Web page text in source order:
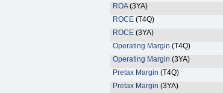
ROA(3YA)
ROCE (T4Q)
ROCE (3YA)
Operating Margin (T4Q)
Operating Margin (3YA)
Pretax Margin (T4Q)
Pretax Margin (3YA)